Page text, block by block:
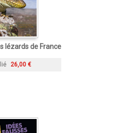
lézards de France
26,00 €